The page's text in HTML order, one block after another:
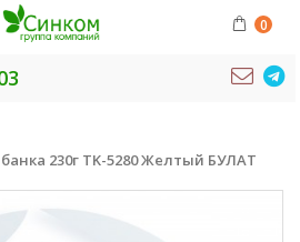
0
230г TK-5280 Желтый БУЛАТ